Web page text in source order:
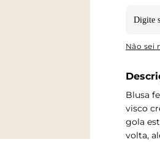
Não sei
Blusa
visco
gola
volta,